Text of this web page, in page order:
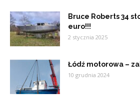
Bruce Roberts 34
euro!!!
2 stycznia 2025
Łódź motorowa –
10 grudnia 2024